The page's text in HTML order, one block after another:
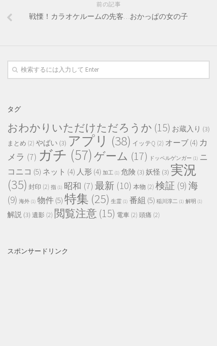
前の記事
戦慄！カラオケルームの先客…おかっぱの女の子
タグ
おわかりいただけただろうか (15) お蔵入り (3)
まとめ (2) やばい (3) アプリ (38) イッテQ (2) オーブ (4) カ
メラ (7) ガチ (57) ゲーム (17) ドッペルゲンガー (1) ニ
コニコ (5) ネット (4) 人形 (4) 加工 (1) 危険 (3) 妖怪 (3) 実況
(35) 封印 (2) 指 (1) 昭和 (7) 最新 (10) 本物 (2) 検証 (9) 海
(9) 海外 (1) 物件(5)特集 (25) 生霊 (1) 番組 (5) 稲川淳二 (1) 解明 (1)
解説 (3) 遺影 (2) 閲覧注意 (15) 電車 (2) 頭痛 (2)
スポンサードリンク